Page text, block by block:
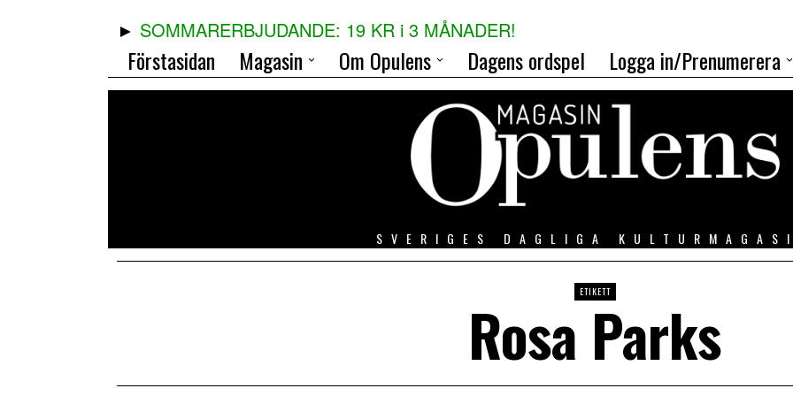
SOMMARERBJUDANDE: 19 KR i 3 MÅNADER!
Förstasidan Magasin Om Opulens Dagens ordspel Logga in/Prenumerera
SVERIGES DAGLIGA
ETIKETT
Rosa Parks